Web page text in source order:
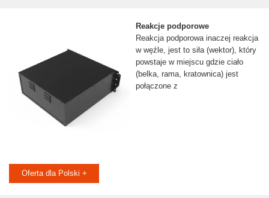
Reakcje podporowe
Reakcja podporowa inaczej reakcja
w węźle, jest to siła (wektor), który
powstaje w miejscu gdzie ciało
(belka, rama, kratownica) jest
połączone z
Oferta dla Polski +